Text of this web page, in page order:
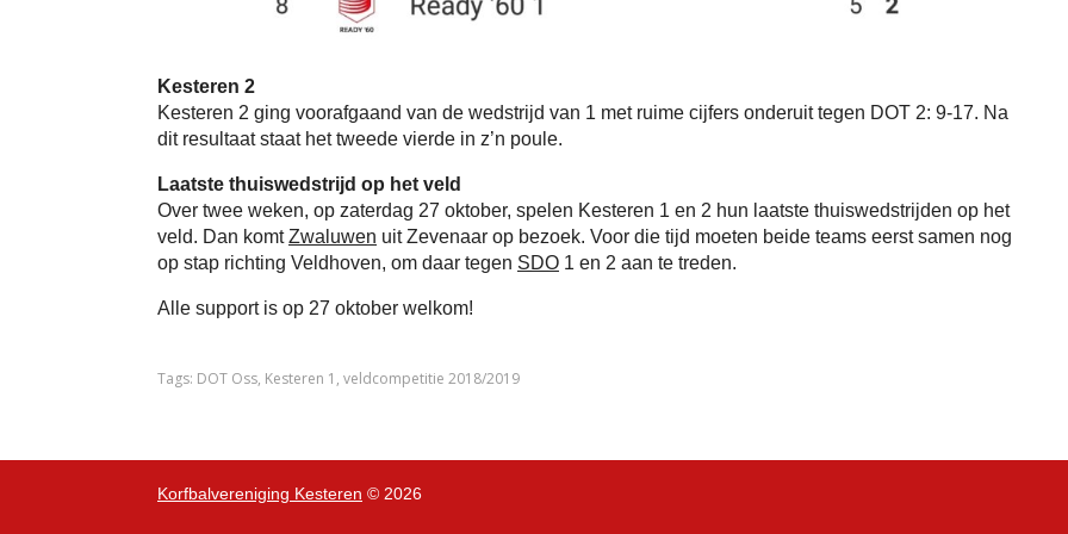
Kesteren 2
Kesteren 2 ging voorafgaand van de wedstrijd van 1 met ruime cijfers onderuit tegen DOT 2: 9-17. Na
dit resultaat staat het tweede vierde in z’n poule.
Laatste thuiswedstrijd op het veld
Over twee weken, op zaterdag 27 oktober, spelen Kesteren 1 en 2 hun laatste thuiswedstrijden op het
veld. Dan komtZwaluwen uit Zevenaar op bezoek. Voor die tijd moeten beide teams eerst samen nog
op stap richting Veldhoven, om daar tegen SDO 1 en 2 aan te treden.
Alle support is op 27 oktober welkom!
Tags: DOT Oss, Kesteren 1 , veldcompetitie 2018/2019
Korfbalvereniging Kesteren © 2026